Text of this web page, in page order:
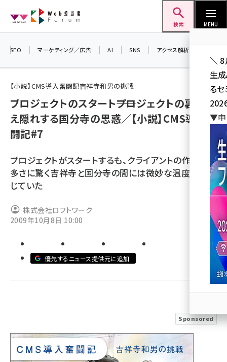
ン
検索 MENU
seo (3538)
ai (2820)
note (2322)
セミナー (2315)
z世代 (1629)
meo (1281)
llmo (1167)
SEO マーケティング／広告 AI SNS アクセス解析／データ分析
【小説】CMS導入奮闘記――吉祥寺和男の挑戦
プロジェクトのスタート――プロジェクトの裏に見
え隠れする国分寺の思惑／【小説】CMS導入奮
闘記#7
プロジェクトがスタートするも、クライアントの作業量の
多さに驚く吉祥寺と国分寺の間には微妙な温度差が生
じていた
株式会社ロフトワーク
2009年10月8日 10:00
優先するニュース提供元に追加
Sponsored
＼ 8
生
る
▼申